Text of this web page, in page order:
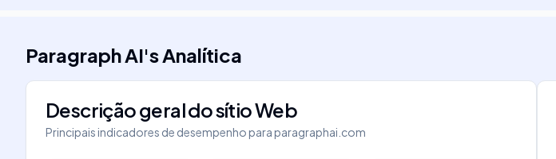
Paragraph AI'sAnalítica
Descrição geral do sítio Web
Principais indicadores de desempenho paraparagraphai.com